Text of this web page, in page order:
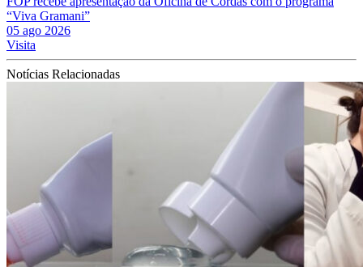
“Viva Gramani”
05 ago 2026
Visita
Notícias Relacionadas